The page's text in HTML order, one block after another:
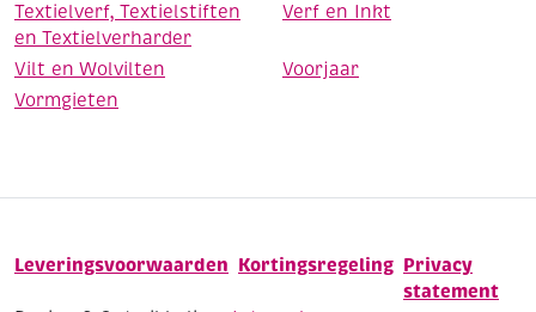
Textielverf, Textielstiften
en Textielverharder
Verf en Inkt
Vilt en Wolvilten
Voorjaar
Vormgieten
Leveringsvoorwaarden Kortingsregeling Privacy
statement